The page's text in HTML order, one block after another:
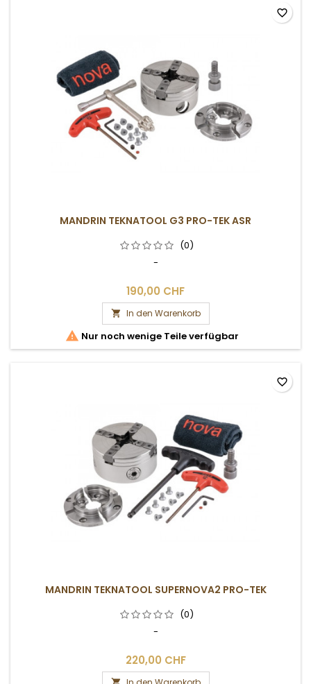
MANDRIN TEKNATOOL G3 PRO-TEK ASR
(0)
-
190,00 CHF
 In den Warenkorb
 Nur noch wenige Teile verfügbar
favorite_border
MANDRIN TEKNATOOL SUPERNOVA2 PRO-TEK
(0)
-
220,00 CHF
favorite_border